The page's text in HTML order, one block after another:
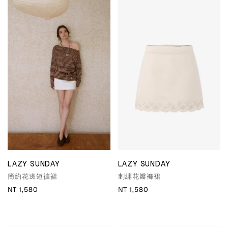
LAZY SUNDAY
簡約花邊短褲裙
NT 1,580
LAZY SUNDAY
刺繡花瓣褲裙
NT 1,580